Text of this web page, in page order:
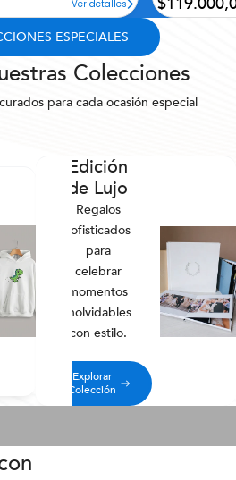
Ver detalles
de
oferta
ESPECIALES
Colecciones
para cada ocasión especial
Edición
de Lujo
Regalos
sofisticados
para
celebrar
momentos
inolvidables
con estilo.
Explorar
Colección